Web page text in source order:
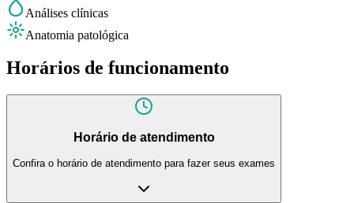
Análises clínicas
Anatomia patológica
Horários de funcionamento
Horário de atendimento
Confira o horário de atendimento para fazer seus exames